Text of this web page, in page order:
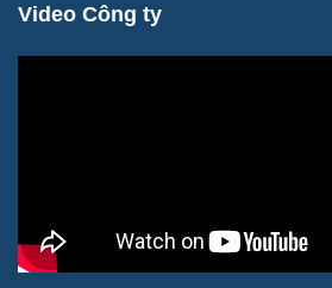
Video Công ty